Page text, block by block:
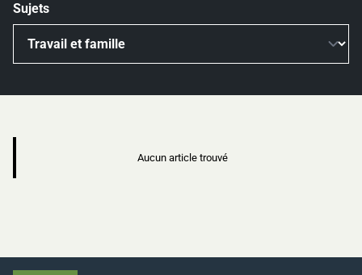
Sujets
Aucun article trouvé